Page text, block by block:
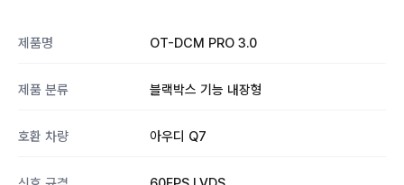
제품명 OT-DCM PRO 3.0
제품 분류 블랙박스 기능 내장형
호환 차량 아우디 Q7